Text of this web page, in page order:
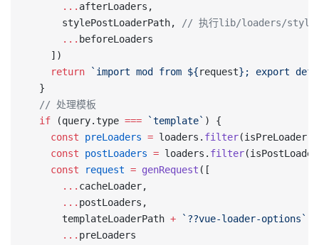
      ...
afterLoaders,
      stylePostLoaderPath,
// 执行lib/loaders/
      ...
beforeLoaders
    ])
    return
`import mod from ${request}; export
  }
  // 处理模板
  if
(query.type === `template` ) {
    const
preLoaders = loaders. filter(isPreLoader)
    const
postLoaders = loaders. filter
    const
request = genRequest ([
      ...
cacheLoader,
      ...
postLoaders,
      templateLoaderPath
+ `??vue-loader-options`
      ...
preLoaders